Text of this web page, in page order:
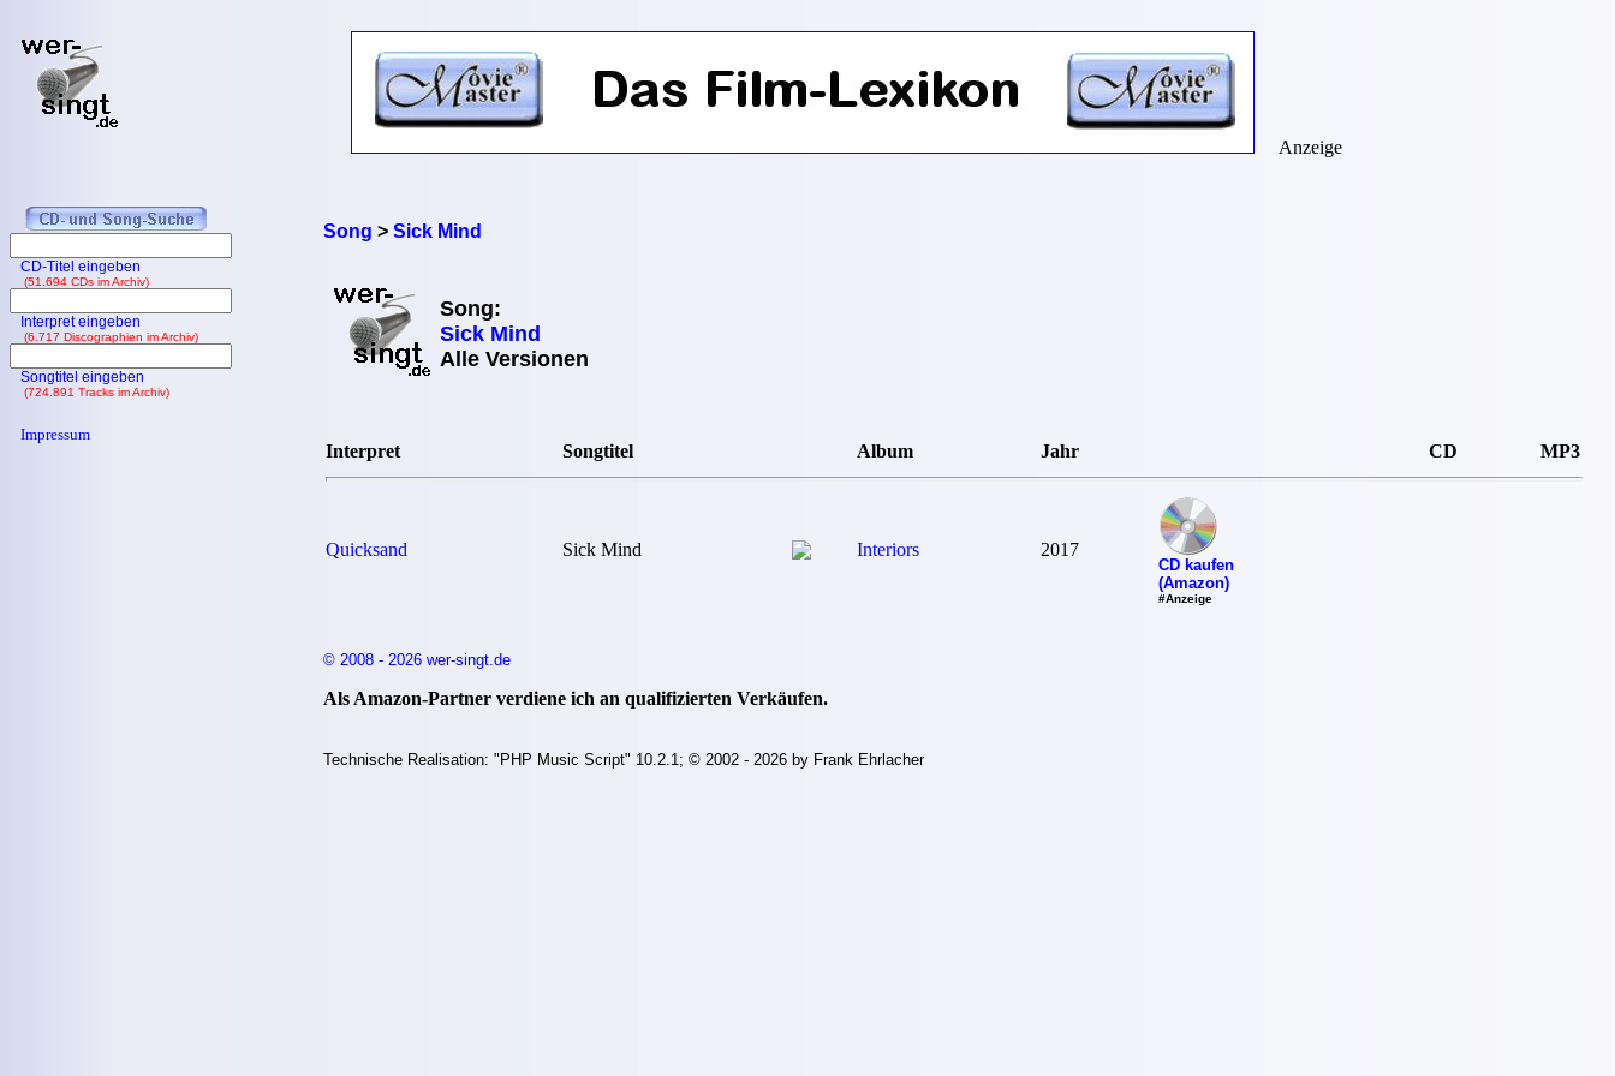
Song > Sick Mind
Song:
Sick Mind
Alle Versionen
Interpret Songtitel Album Jahr CD MP3
Quicksand Sick Mind Interiors 2017
CD kaufen
(Amazon)
#Anzeige
© 2008 - 2026 wer-singt.de
Als Amazon-Partner verdiene ich an qualifizierten Verkäufen.
Technische Realisation: "PHP Music Script" 10.2.1; © 2002 - 2026 by Frank Ehrlacher
Anzeige
CD-Titel eingeben
(51.694 CDs im Archiv)
Interpret eingeben
(6.717 Discographien im Archiv)
Songtitel eingeben
(724.891 Tracks im Archiv)
Impressum